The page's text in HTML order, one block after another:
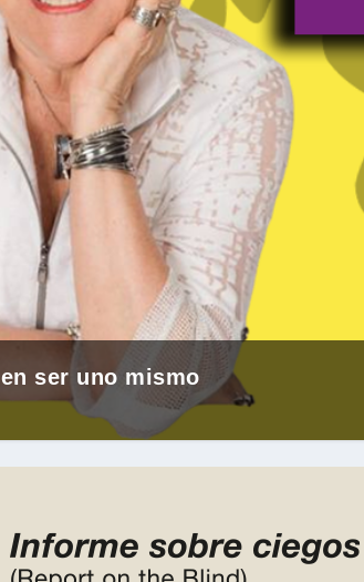
ser uno mismo